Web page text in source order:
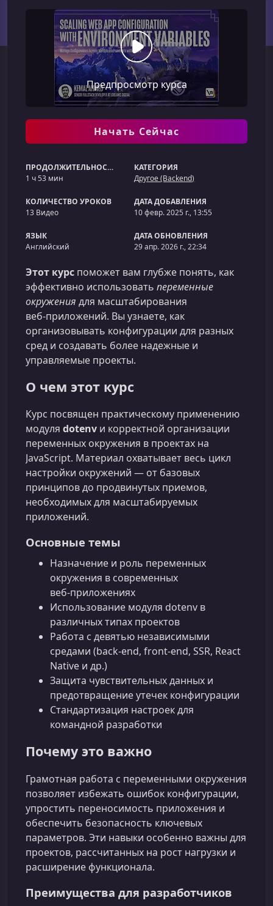
Предпросмотр курса
Начать Сейчас
ПРОДОЛЖИТЕЛЬНОСТЬ
1 ч 53 мин
КАТЕГОРИЯ
Другое (Backend)
КОЛИЧЕСТВО УРОКОВ
13 Видео
ДАТА ДОБАВЛЕНИЯ
10 февр. 2025 г., 13:55
ЯЗЫК
Английский
ДАТА ОБНОВЛЕНИЯ
29 апр. 2026 г., 22:34
Этот курс поможет вам глубже понять, как
эффективно использовать переменные
окружения для масштабирования
веб‑приложений. Вы узнаете, как
организовывать конфигурации для разных
сред и создавать более надежные и
управляемые проекты.
О чем этот курс
Курс посвящен практическому применению
модуля dotenv и корректной организации
переменных окружения в проектах на
JavaScript. Материал охватывает весь цикл
настройки окружений — от базовых
принципов до продвинутых приемов,
необходимых для масштабируемых
приложений.
Основные темы
Назначение и роль переменных
окружения в современных
веб‑приложениях
Использование модуля dotenv в
различных типах проектов
Работа с девятью независимыми
средами (back‑end, front‑end, SSR, React
Native и др.)
Защита чувствительных данных и
предотвращение утечек конфигурации
Стандартизация настроек для
командной разработки
Почему это важно
Грамотная работа с переменными окружения
позволяет избежать ошибок конфигурации,
упростить переносимость приложения и
обеспечить безопасность ключевых
параметров. Эти навыки особенно важны для
проектов, рассчитанных на рост нагрузки и
расширение функционала.
Преимущества для разработчиков